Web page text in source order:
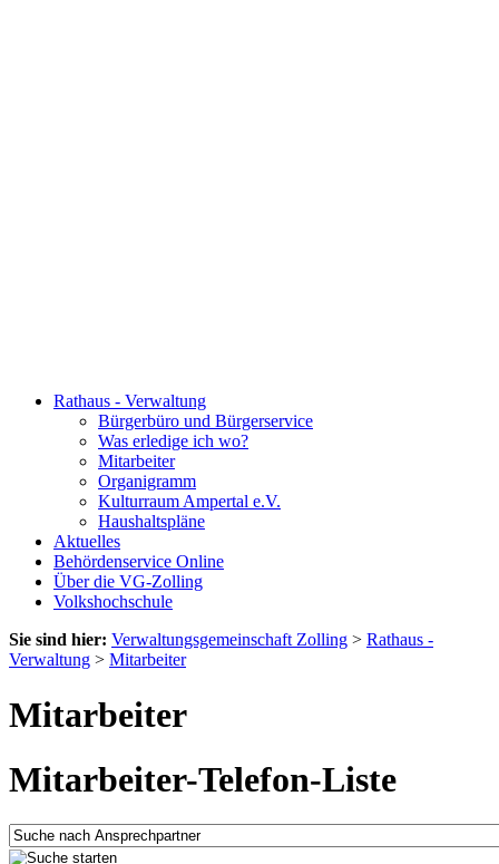
Rathaus - Verwaltung
Bürgerbüro und Bürgerservice
Was erledige ich wo?
Mitarbeiter
Organigramm
Kulturraum Ampertal e.V.
Haushaltspläne
Aktuelles
Behördenservice Online
Über die VG-Zolling
Volkshochschule
Sie sind hier: Verwaltungsgemeinschaft Zolling > Rathaus -
Verwaltung > Mitarbeiter
Mitarbeiter
Mitarbeiter-Telefon-Liste